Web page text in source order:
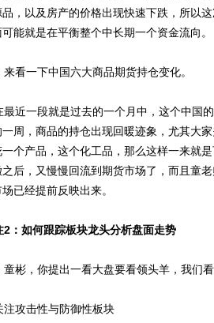
，以及房产的价格出现快速下跌，所以
能就是在平衡整个中长期一个资金流向。
看一下中国六大商品期货持仓变化。
近一段就是过去的一个月中，这个中国
周，商品的持仓出现回暖迹象，尤其大
个产品，这个化工品，那么这样一来就
后，又慢慢回流到期货市场了，而且童
已经提前反映出来。
2：如何跟踪板块龙头分析盘面走势
彬，你提出一看大盘要看领头羊，我们看
攻击性与防御性板块